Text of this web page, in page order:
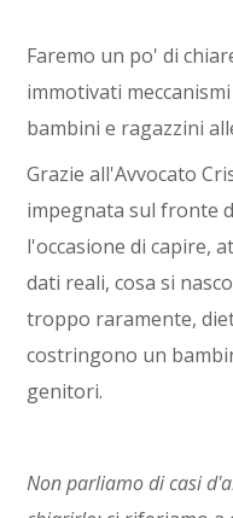
Faremo un po' di
immotivati
bambini e ragazzini
Grazie all'Avvocato
impegnata sul fronte
l'occasione di capire,
dati reali, cosa si
troppo raramente,
costringono un
genitori.
Non parliamo di casi